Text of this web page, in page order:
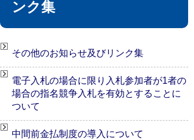
ンク集
その他のお知らせ及びリンク集
電子入札の場合に限り入札参加者が1者の
場合の指名競争入札を有効とすることに
ついて
中間前金払制度の導入について